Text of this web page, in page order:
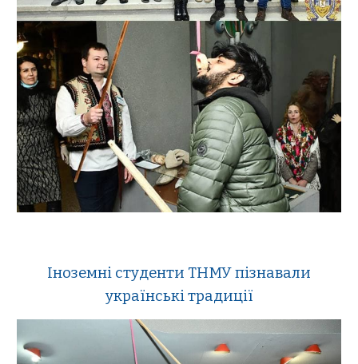
Іноземні студенти ТНМУ пізнавали
українські традиції